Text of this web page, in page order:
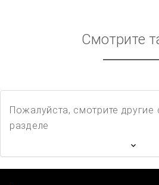
Смотрите
Пожалуйста, смотрите другие
разделе